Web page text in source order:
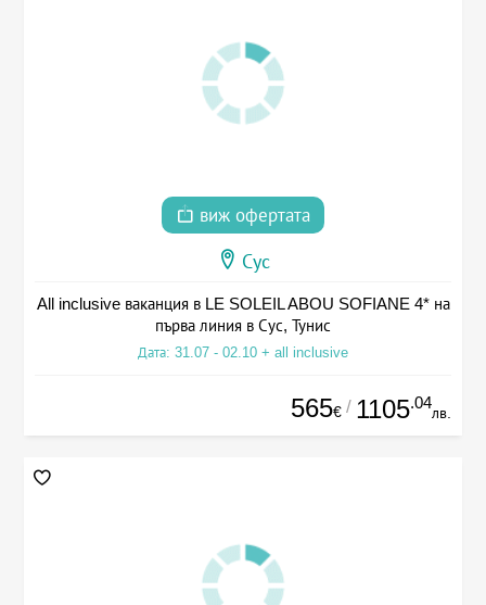
виж офертата
Сус
All inclusive ваканция в LE SOLEIL ABOU SOFIANE 4* на
първа линия в Сус, Тунис
Дата: 31.07 - 02.10 + all inclusive
565€ / 1105.04
лв.